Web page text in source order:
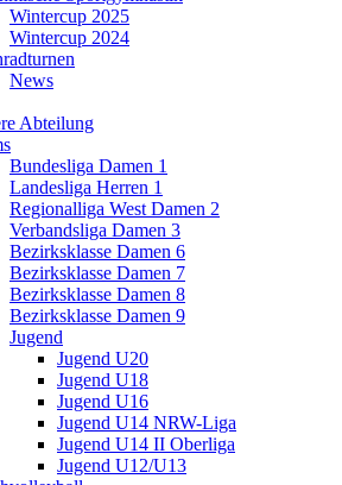
Wintercup 2025
Wintercup 2024
News
Abteilung
Bundesliga Damen 1
Landesliga Herren 1
Regionalliga West Damen 2
Verbandsliga Damen 3
Bezirksklasse Damen 6
Bezirksklasse Damen 7
Bezirksklasse Damen 8
Bezirksklasse Damen 9
Jugend
Jugend U20
Jugend U18
Jugend U16
Jugend U14 NRW-Liga
Jugend U14 II Oberliga
Jugend U12/U13